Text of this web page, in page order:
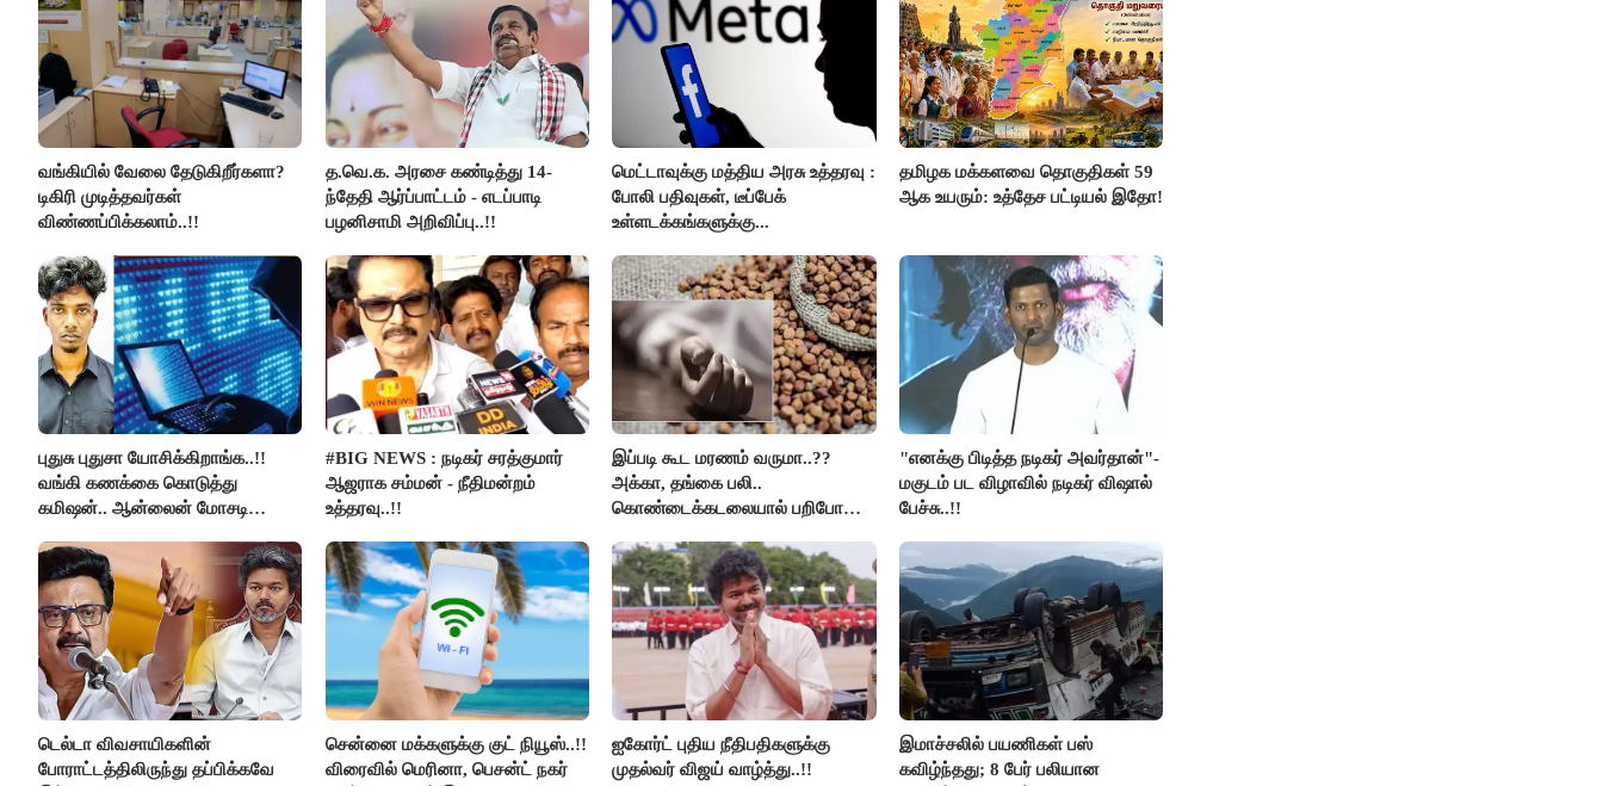
வங்கியில் வேலை தேடுகிறீர்களா?
டிகிரி முடித்தவர்கள்
விண்ணப்பிக்கலாம்..!!
த.வெ.க. அரசை கண்டித்து 14-
ந்தேதி ஆர்ப்பாட்டம் - எடப்பாடி
பழனிசாமி அறிவிப்பு..!!
மெட்டாவுக்கு மத்திய அரசு உத்தரவு :
போலி பதிவுகள், டீப்பேக்
உள்ளடக்கங்களுக்கு...
தமிழக மக்களவை தொகுதிகள் 59
ஆக உயரும்: உத்தேச பட்டியல் இதோ!
புதுசு புதுசா யோசிக்கிறாங்க..!!
வங்கி கணக்கை கொடுத்து
கமிஷன்.. ஆன்லைன் மோசடி
கைது..!!
#BIG NEWS : நடிகர் சரத்குமார்
ஆஜராக சம்மன் - நீதிமன்றம்
உத்தரவு..!!
இப்படி கூட மரணம் வருமா..??
அக்கா, தங்கை பலி..
கொண்டைக்கடலையால் பறிபோன
"எனக்கு பிடித்த நடிகர் அவர்தான்"-
மகுடம் பட விழாவில் நடிகர் விஷால்
பேச்சு..!!
டெல்டா விவசாயிகளின்
போராட்டத்திலிருந்து தப்பிக்கவே
சென்னை மக்களுக்கு குட் நியூஸ்..!!
விரைவில் மெரினா, பெசன்ட் நகர்
ஐகோர்ட் புதிய நீதிபதிகளுக்கு
முதல்வர் விஜய் வாழ்த்து..!!
இமாச்சலில் பயணிகள் பஸ்
கவிழ்ந்தது; 8 பேர் பலியான